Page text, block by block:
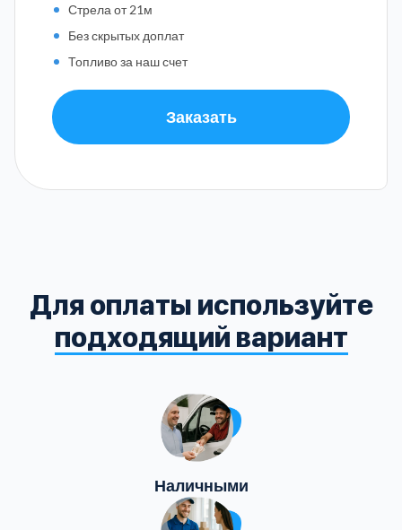
Стрела от 21м
Без скрытых доплат
Топливо за наш счет
Заказать
Для оплаты используйте
подходящий вариант
Наличными